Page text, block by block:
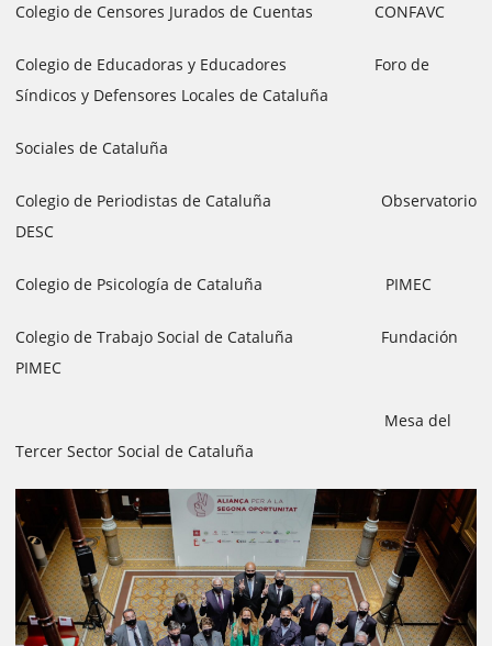
Colegio de Censores Jurados de Cuentas CONFAVC
Colegio de Educadoras y Educadores Foro de
Síndicos y Defensores Locales de Cataluña
Sociales de Cataluña
Colegio de Periodistas de Cataluña Observatorio
DESC
Colegio de Psicología de Cataluña PIMEC
Colegio de Trabajo Social de Cataluña Fundación
PIMEC
Mesa del
Tercer Sector Social de Cataluña